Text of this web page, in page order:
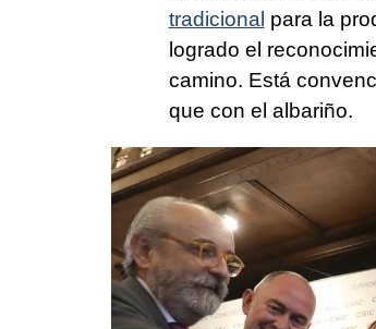
tradicional para la
logrado el
camino. Está
que con el albariño.